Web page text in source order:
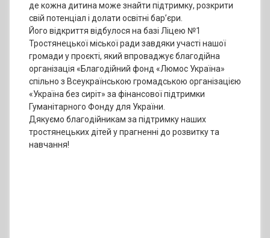
де кожна дитина може знайти підтримку, розкрити
свій потенціал і долати освітні бар’єри.
Його відкриття відбулося на базі Ліцею №1
Тростянецької міської ради завдяки участі нашої
громади у проєкті, який впроваджує благодійна
організація «Благодійний фонд «Люмос Україна»
спільно з Всеукраїнською громадською організацією
«Україна без сиріт» за фінансової підтримки
Гуманітарного Фонду для України.
Дякуємо благодійникам за підтримку наших
тростянецьких дітей у прагненні до розвитку та
навчання!